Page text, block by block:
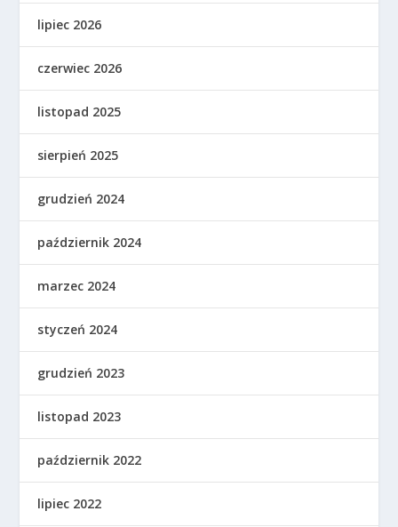
lipiec 2026
czerwiec 2026
listopad 2025
sierpień 2025
grudzień 2024
październik 2024
marzec 2024
styczeń 2024
grudzień 2023
listopad 2023
październik 2022
lipiec 2022